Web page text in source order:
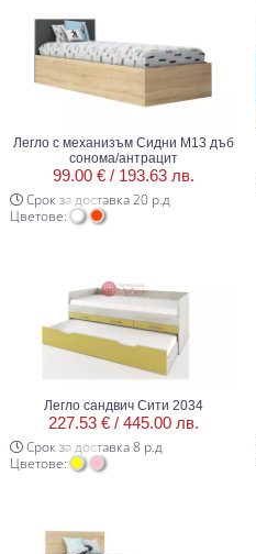
Легло с механизъм Сидни М13 дъб
сонома/антрацит
99.00 € / 193.63 лв.
Срок за доставка 20 р.д
Цветове:
Легло сандвич Сити 2034
227.53 € / 445.00 лв.
Срок за доставка 8 р.д
Цветове: